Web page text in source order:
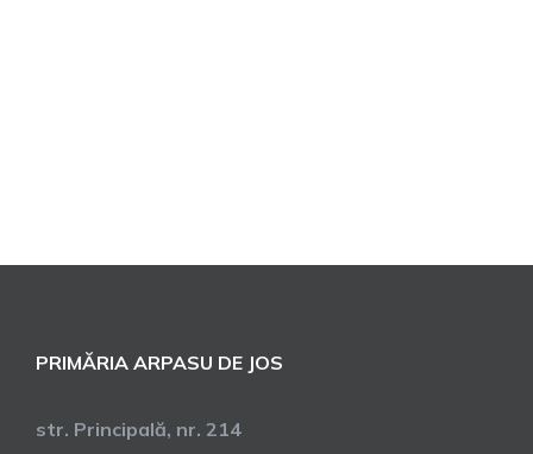
PRIMĂRIA ARPASU DE JOS
str. Principală, nr. 214